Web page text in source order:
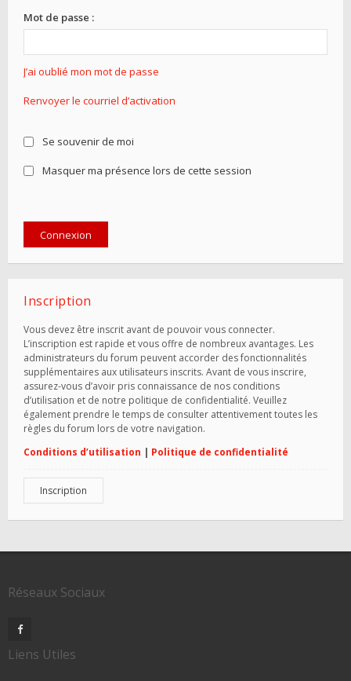
Mot de passe :
J’ai oublié mon mot de passe
Renvoyer le courriel d’activation
Se souvenir de moi
Masquer ma présence lors de cette session
Inscription
Vous devez être inscrit avant de pouvoir vous connecter.
L’inscription est rapide et vous offre de nombreux avantages. Les
administrateurs du forum peuvent accorder des fonctionnalités
supplémentaires aux utilisateurs inscrits. Avant de vous inscrire,
assurez-vous d’avoir pris connaissance de nos conditions
d’utilisation et de notre politique de confidentialité. Veuillez
également prendre le temps de consulter attentivement toutes les
règles du forum lors de votre navigation.
Conditions d’utilisation | Politique de confidentialité
Inscription
Réseaux Sociaux
Liens Utiles